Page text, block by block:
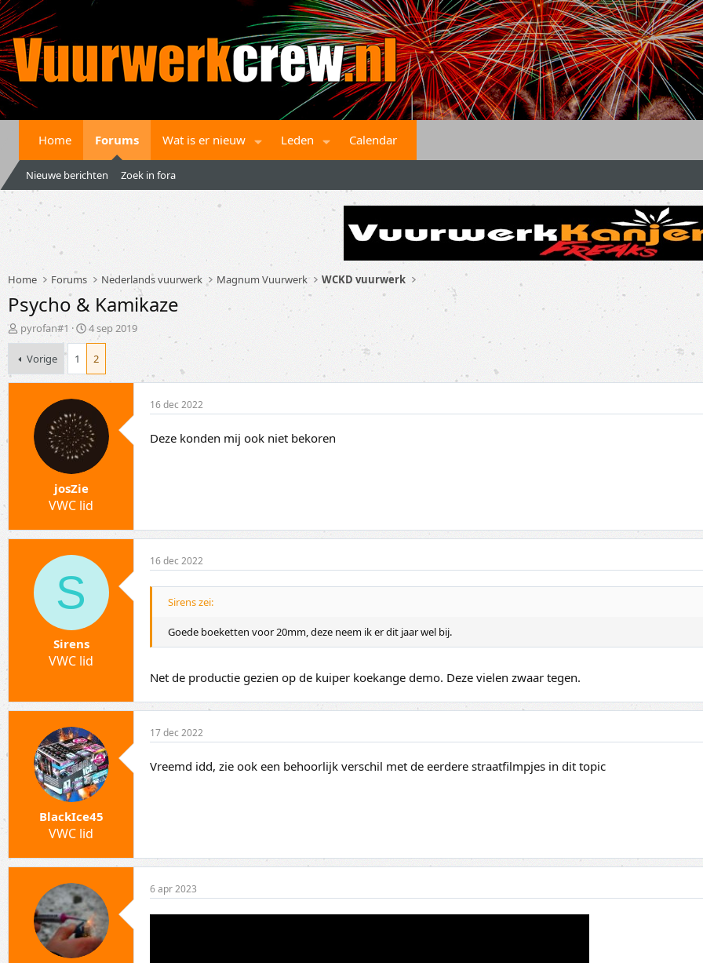
Home Forums Wat is er nieuw Leden Calendar
Nieuwe berichten Zoek in fora
Home Forums Nederlands vuurwerk Magnum Vuurwerk WCKD vuurwerk
Psycho & Kamikaze
T
o
p
c
pyrofan#1
S
t
t
t
u
m
4 sep 2019
Vorige 1 2
josZie
VWC lid
16 dec 2022
Deze konden mij ook niet bekoren
S
Sirens
VWC lid
16 dec 2022
Sirens zei:
Goede boeketten voor 20mm, deze neem ik er dit jaar wel bij.
Net de productie gezien op de kuiper koekange demo. Deze vielen zwaar tegen.
BlackIce45
VWC lid
17 dec 2022
Vreemd idd, zie ook een behoorlijk verschil met de eerdere straatfilmpjes in dit topic
6 apr 2023